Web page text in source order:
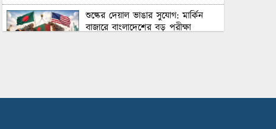
শুল্কের দেয়াল ভাঙার সুযোগ: মার্কিন
বাজারে বাংলাদেশের বড় পরীক্ষা